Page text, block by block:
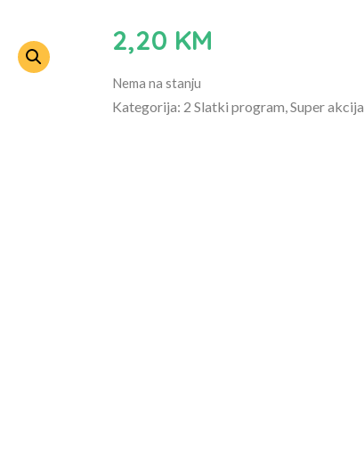
2,20 KM
Nema na stanju
Kategorija: 2 Slatki program, Super akcija